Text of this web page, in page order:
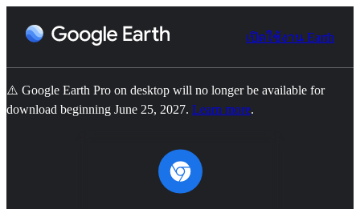
เปิดใช้งาน Earth
⚠️ Google Earth Pro on desktop will no longer be available for
download beginning June 25, 2027. Learn more.